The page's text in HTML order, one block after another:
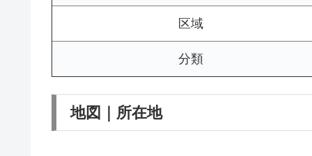
区域
分類
地図｜所在地